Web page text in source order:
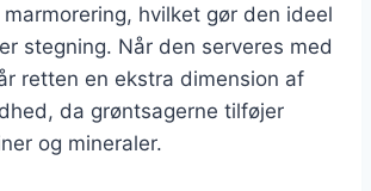
hvilket gør den ideel
stegning. Når den serveres med
retten en ekstra dimension af
da grøntsagerne tilføjer
og mineraler.